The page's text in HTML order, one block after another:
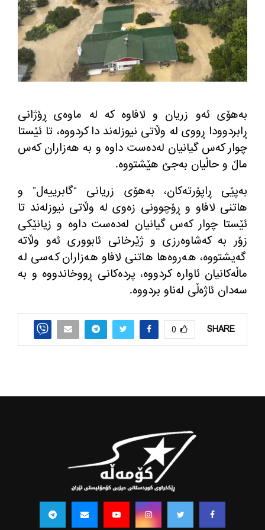
به‌هۆی ئه‌و زریان و لافاوه‌ كه‌ له‌ ماوه‌ی ڕۆژانی
ڕابردوودا ڕووی له‌ وڵاتی نیوزله‌ند دا كردووه‌، تا ئێستا
چوار كه‌س گیانیان له‌ده‌ست داوه‌ و به‌ هه‌زاران كه‌س
ماڵ و حاڵیان به‌جێ هێشتووه‌.
به‌پێی ڕاپۆرته‌كان، به‌هۆی زریانی “گابرییه‌ل” و
هاتنی لافاو و ڕۆچوونی زه‌وی له‌ وڵاتی نیوزله‌ند تا
ئێستا چوار كه‌س گیانیان له‌ده‌ست داوه‌ و زیانێكی
زۆر به‌ كه‌شاوه‌رزی و ژێرخانی ئابووری ئه‌و وڵاته
گه‌یشتووه‌، هه‌روه‌ها هاتنی لافاو هه‌زاران كه‌سی له‌
ماڵه‌كانیان ئاواره‌ كردووه‌، پرده‌كانی ڕووخاندووه‌ و به‌
سه‌دان ئاژه‌ڵی له‌ناو بردووه‌.
SHARE
0